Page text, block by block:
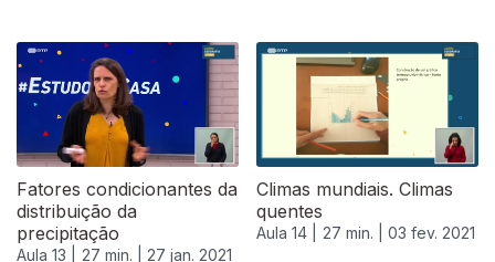
Fatores condicionantes da
distribuição da
precipitação
Aula 13 | 27 min. | 27 jan. 2021
Climas mundiais. Climas
quentes
Aula 14 | 27 min. | 03 fev. 2021